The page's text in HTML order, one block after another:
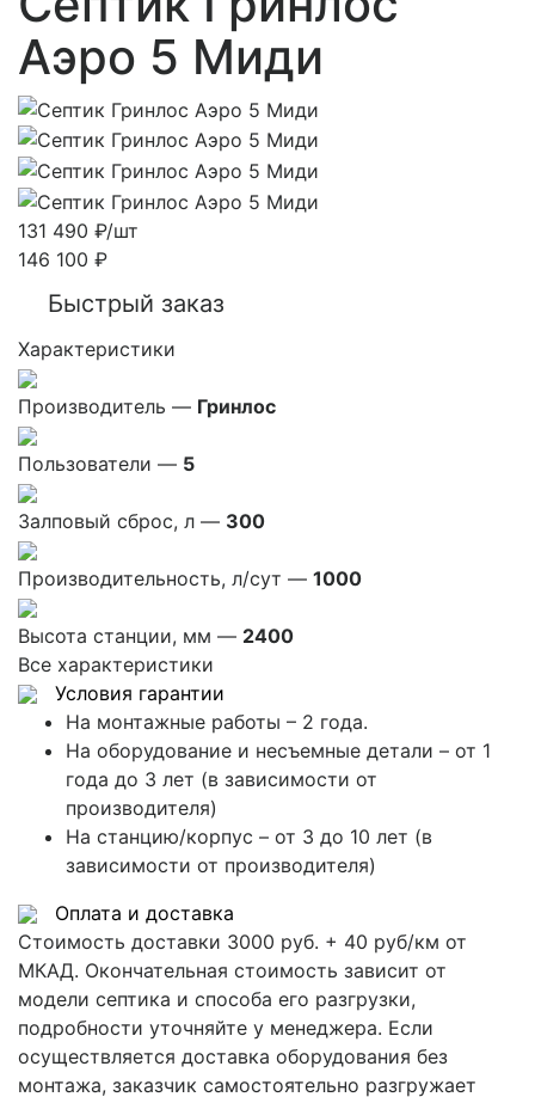
Аэро 5 Миди
131 490 ₽/шт
146 100 ₽
Быстрый заказ
Характеристики
Производитель — Гринлос
Пользователи — 5
Залповый сброс, л — 300
Производительность, л/сут — 1000
Высота станции, мм — 2400
Все характеристики
Условия гарантии
На монтажные работы – 2 года.
На оборудование и несъемные детали – от 1
года до 3 лет (в зависимости от
производителя)
На станцию/корпус – от 3 до 10 лет (в
зависимости от производителя)
Оплата и доставка
Стоимость доставки 3000 руб. + 40 руб/км от
МКАД. Окончательная стоимость зависит от
модели септика и способа его разгрузки,
подробности уточняйте у менеджера. Если
осуществляется доставка оборудования без
монтажа, заказчик самостоятельно разгружает